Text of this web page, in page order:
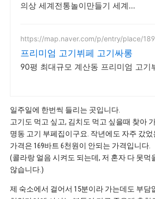
의상 세계전통놀이만들기 세계전
https://map.naver.com/p/entry/place/
프리미엄 고기뷔페 고기싸롱
90평 최대규모 계산동 프리미엄 고기
일주일에 한번씩 들리는 곳입니다.
고기도 먹고 싶고, 김치도 먹고 싶을때 찾아
명동 고기 부페집이구요. 작년에도 자주 갔었
가격은 169바트 6천원이 안되는 가격입니다.
(콜라랑 얼음 시켜도 되는데, 저 혼자 다 못먹
않습니다.)
제 숙소에서 걸어서 15분이라 가는데도 부담